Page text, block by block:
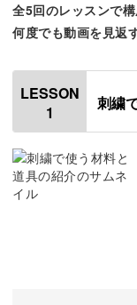
一つずつの野菜は
だから、あっとい
んです。
達成感を味わって
て嬉しいポイント
全5回のレッスンで構
何度でも動画を見返
LESSON
1
刺繍